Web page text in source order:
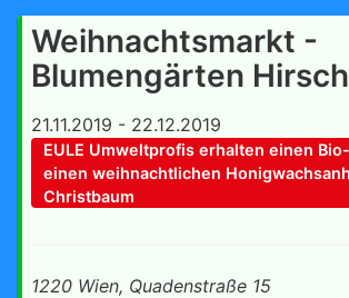
Weihnachtsmarkt -
Blumengärten
21.11.2019 - 22.12.2019
EULE Umweltprofis erhalten einen
einen weihnachtlichen
Christbaum
1220 Wien, Quadenstraße 15